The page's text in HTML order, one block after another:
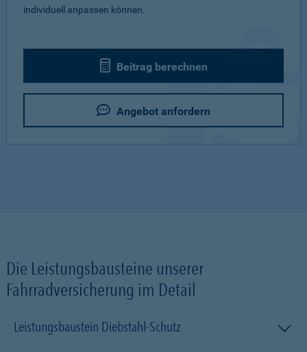
individuell anpassen können.
Beitrag berechnen
Angebot anfordern
Die Leistungsbausteine unserer
Fahrradversicherung im Detail
Leistungsbaustein Diebstahl-Schutz